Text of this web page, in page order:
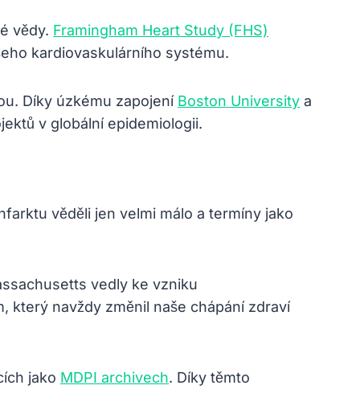
vědy. Framingham Heart Study (FHS)
kardiovaskulárního systému.
Díky úzkému zapojení Boston University a
v globální epidemiologii.
věděli jen velmi málo a termíny jako
vedly ke vzniku
který navždy změnil naše chápání zdraví
jako MDPI archivech. Díky těmto